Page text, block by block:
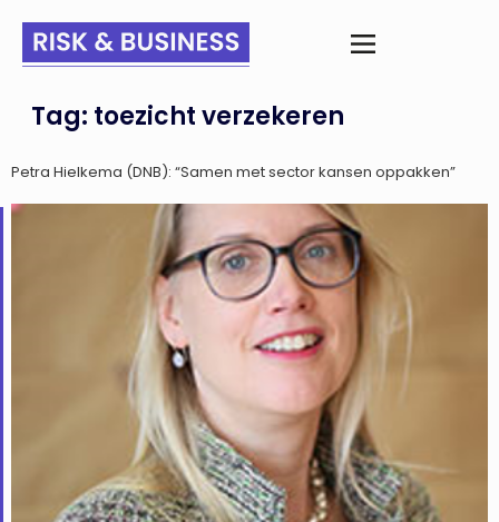
Tag: toezicht verzekeren
Petra Hielkema (DNB): “Samen met sector kansen oppakken”